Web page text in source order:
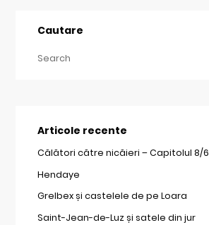
Cautare
Articole recente
Călători către nicăieri – Capitolul 8/6
Hendaye
Grelbex și castelele de pe Loara
Saint-Jean-de-Luz și satele din jur